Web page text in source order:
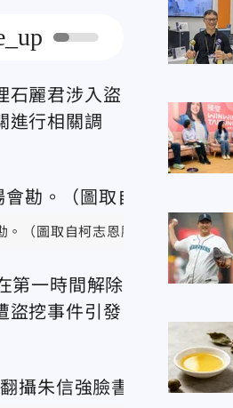
石麗君涉入盜
進行相關調
（圖取自柯志恩臉書）
第一時間解除
盜挖事件引發